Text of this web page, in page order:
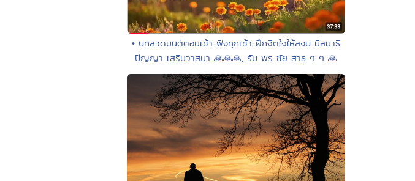
• บทสวดมนต์ตอนเช้า ฟังทุกเช้า ฝึกจิตใจให้สงบ มีสมาธิ
ปัญญา เสริมวาสนา 🙏🙏🙏, รับ พร ชัย สาธุ ๆ ๆ 🙏